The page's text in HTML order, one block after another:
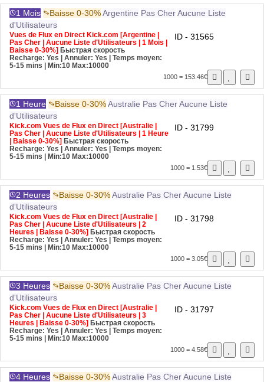
1 Mois Baisse 0-30%Argentine Pas CherAucune Liste
d'Utilisateurs
Vues de Flux en Direct Kick.com [Argentine |
Pas Cher | Aucune Liste d'Utilisateurs | 1 Mois |
Baisse 0-30%] Быстрая скорость
Recharge: Yes | Annuler: Yes | Temps moyen:
5-15 mins
| Min:10 Max:10000
ID - 31565
1000 = 153.46€
1 Heure Baisse 0-30%Australie Pas CherAucune Liste
d'Utilisateurs
Kick.com Vues de Flux en Direct [Australie |
Pas Cher | Aucune Liste d'Utilisateurs | 1 Heure
| Baisse 0-30%] Быстрая скорость
Recharge: Yes | Annuler: Yes | Temps moyen:
5-15 mins
| Min:10 Max:10000
ID - 31799
1000 = 1.53€
2 Heures Baisse 0-30%Australie Pas CherAucune Liste
d'Utilisateurs
Kick.com Vues de Flux en Direct [Australie |
Pas Cher | Aucune Liste d'Utilisateurs | 2
Heures | Baisse 0-30%] Быстрая скорость
Recharge: Yes | Annuler: Yes | Temps moyen:
5-15 mins
| Min:10 Max:10000
ID - 31798
1000 = 3.05€
3 Heures Baisse 0-30%Australie Pas CherAucune Liste
d'Utilisateurs
Kick.com Vues de Flux en Direct [Australie |
Pas Cher | Aucune Liste d'Utilisateurs | 3
Heures | Baisse 0-30%] Быстрая скорость
Recharge: Yes | Annuler: Yes | Temps moyen:
5-15 mins
| Min:10 Max:10000
ID - 31797
1000 = 4.58€
4 Heures Baisse 0-30%Australie Pas CherAucune Liste